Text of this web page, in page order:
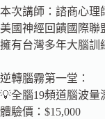
本次講師：諮商心理
美國神經回饋國際聯
擁有台灣多年大腦訓
逆轉腦霧第一堂：
💡全腦19頻道腦波量
體驗價：$15,000